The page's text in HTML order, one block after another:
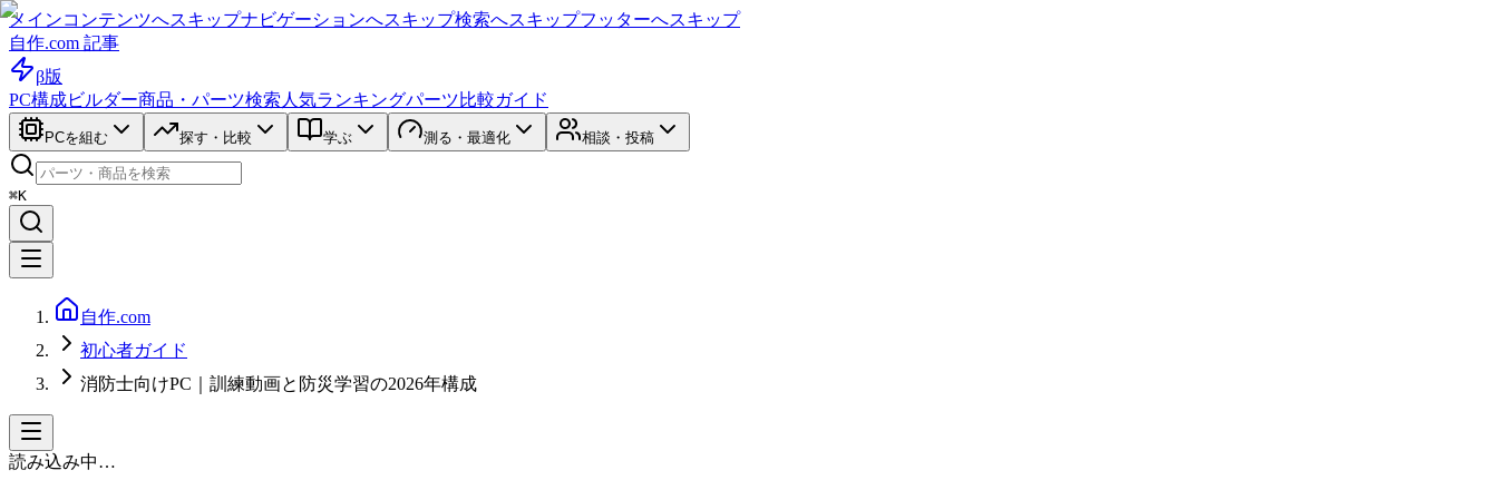
メインコンテンツへスキップナビゲーションへスキップ検索へスキップフッターへスキップ
自作.com 記事
β版
PC構成ビルダー商品・パーツ検索 人気ランキングパーツ比較ガイド
PCを組む 探す・比較 学ぶ 測る・最適化 相談・投稿
⌘K
自作.com
初心者ガイド
消防士向けPC｜訓練動画と防災学習の2026年構成
読み込み中…